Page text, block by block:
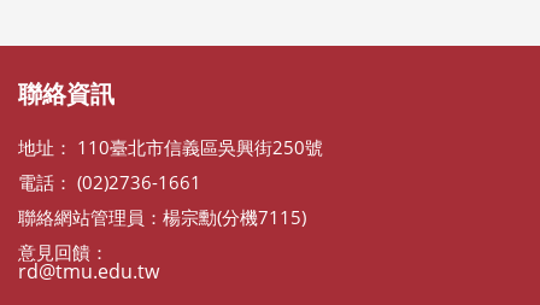
聯絡資訊
地址： 110臺北市信義區吳興街250號
電話： (02)2736-1661
聯絡網站管理員：楊宗勳(分機7115)
意見回饋：
rd@tmu.edu.tw